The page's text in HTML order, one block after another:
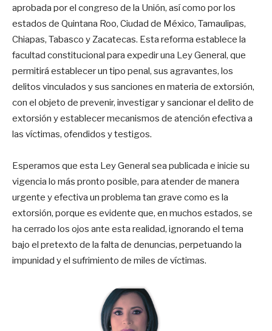
aprobada por el congreso de la Unión, así como por los
estados de Quintana Roo, Ciudad de México, Tamaulipas,
Chiapas, Tabasco y Zacatecas. Esta reforma establece la
facultad constitucional para expedir una Ley General, que
permitirá establecer un tipo penal, sus agravantes, los
delitos vinculados y sus sanciones en materia de extorsión,
con el objeto de prevenir, investigar y sancionar el delito de
extorsión y establecer mecanismos de atención efectiva a
las víctimas, ofendidos y testigos.
Esperamos que esta Ley General sea publicada e inicie su
vigencia lo más pronto posible, para atender de manera
urgente y efectiva un problema tan grave como es la
extorsión, porque es evidente que, en muchos estados, se
ha cerrado los ojos ante esta realidad, ignorando el tema
bajo el pretexto de la falta de denuncias, perpetuando la
impunidad y el sufrimiento de miles de víctimas.